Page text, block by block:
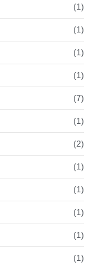
(1)
(1)
(1)
(1)
(7)
(1)
(2)
(1)
(1)
(1)
(1)
(1)